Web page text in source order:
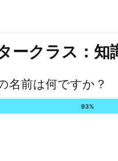
ークラス：知
名前は何ですか？
93%